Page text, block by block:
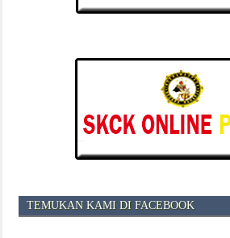
TEMUKAN KAMI DI FACEBOOK